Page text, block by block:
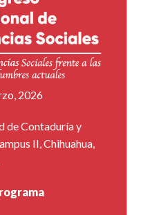
2026
de Contaduría y
II, Chihuahua,